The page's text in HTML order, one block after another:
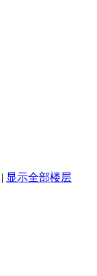
| 显示全部楼层